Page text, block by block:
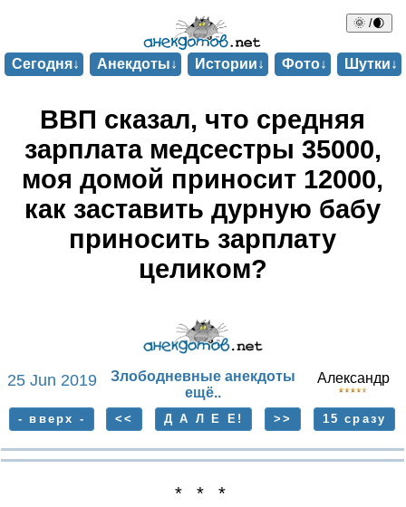
🌞 /🌒
Сегодня↓ Анекдоты↓ Истории↓ Фото↓ Шутки↓
ВВП сказал, что средняя
зарплата медсестры 35000,
моя домой приносит 12000,
как заставить дурную бабу
приносить зарплату
целиком?
25 Jun 2019
Злободневные анекдоты
ещё..
Александр
- вверх - << Д А Л Е Е! >> 15 сразу
* * *